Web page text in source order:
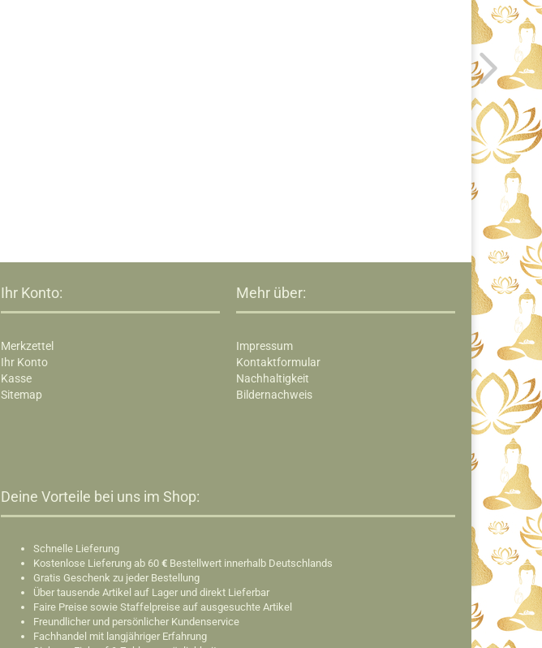
Ihr Konto:
Merkzettel
Ihr Konto
Kasse
Sitemap
Mehr über:
Impressum
Kontaktformular
Nachhaltigkeit
Bildernachweis
Deine Vorteile bei uns im Shop:​
Schnelle Lieferung
Kostenlose Lieferung ab 60 € Bestellwert innerhalb Deutschlands
Gratis Geschenk zu jeder Bestellung
Über tausende Artikel auf Lager und direkt Lieferbar
Faire Preise sowie Staffelpreise auf ausgesuchte Artikel
Freundlicher und persönlicher Kundenservice
Fachhandel mit langjähriger Erfahrung